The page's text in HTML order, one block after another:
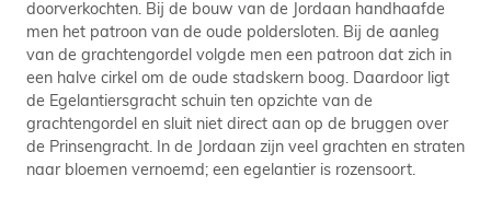
doorverkochten. Bij de bouw van de Jordaan handhaafde
men het patroon van de oude poldersloten. Bij de aanleg
van de grachtengordel volgde men een patroon dat zich in
een halve cirkel om de oude stadskern boog. Daardoor ligt
de Egelantiersgracht schuin ten opzichte van de
grachtengordel en sluit niet direct aan op de bruggen over
de Prinsengracht. In de Jordaan zijn veel grachten en straten
naar bloemen vernoemd; een egelantier is rozensoort.